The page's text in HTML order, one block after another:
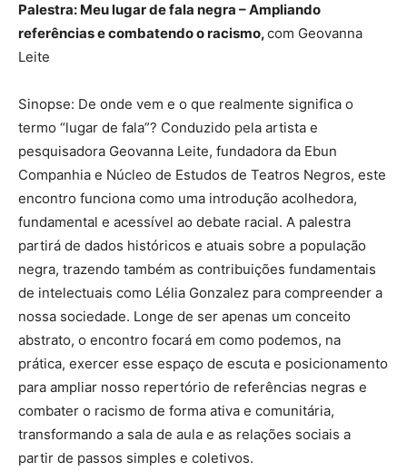
Palestra: Meu lugar de fala negra – Ampliando
referências e combatendo o racismo,com Geovanna
Leite
Sinopse: De onde vem e o que realmente significa o
termo “lugar de fala”? Conduzido pela artista e
pesquisadora Geovanna Leite, fundadora da Ebun
Companhia e Núcleo de Estudos de Teatros Negros, este
encontro funciona como uma introdução acolhedora,
fundamental e acessível ao debate racial. A palestra
partirá de dados históricos e atuais sobre a população
negra, trazendo também as contribuições fundamentais
de intelectuais como Lélia Gonzalez para compreender a
nossa sociedade. Longe de ser apenas um conceito
abstrato, o encontro focará em como podemos, na
prática, exercer esse espaço de escuta e posicionamento
para ampliar nosso repertório de referências negras e
combater o racismo de forma ativa e comunitária,
transformando a sala de aula e as relações sociais a
partir de passos simples e coletivos.